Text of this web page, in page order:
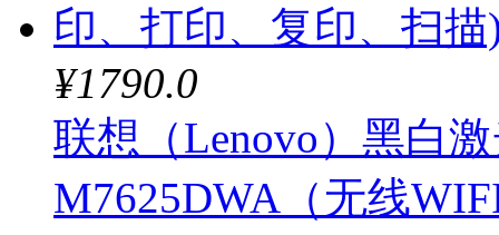
¥1790.0
联想（Lenovo）黑白
M7625DWA（无线